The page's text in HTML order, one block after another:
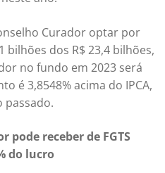
Curador optar por
dos R$ 23,4 bilhões,
no fundo em 2023 será
é 3,8548% acima do IPCA,
passado.
receber de FGTS
do lucro